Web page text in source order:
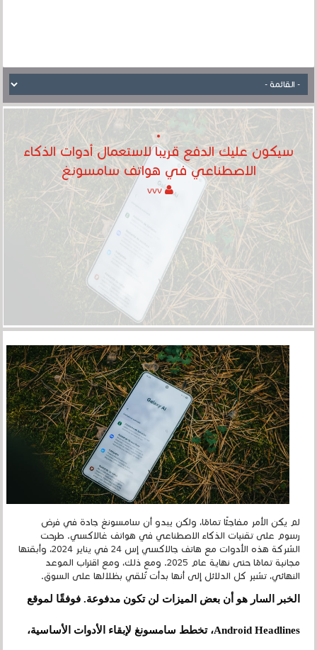
سيكون عليك الدفع قريبا لاستعمال أدوات الذكاء
الاصطناعي في هواتف سامسونغ
vvv
لم يكن الأمر مفاجئًا تمامًا، ولكن يبدو أن سامسونغ جادة في فرض
رسوم على تقنيات الذكاء الاصطناعي في هواتف غالاكسي. طرحت
الشركة هذه الأدوات مع هاتف جالاكسي إس 24 في يناير 2024، وأبقتها
مجانية تمامًا حتى نهاية عام 2025. ومع ذلك، ومع اقتراب الموعد
النهائي، تشير كل الدلائل إلى أنها بدأت تُلقي بظلالها على السوق.
الخبر السار هو أن بعض الميزات لن تكون مدفوعة. فوفقًا لموقع
Android Headlines، تخطط سامسونغ لإبقاء الأدوات الأساسية،